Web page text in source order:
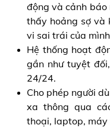
động và cảnh
thấy hoảng sợ và
vi sai trái của
Hệ thống hoạt
gần như tuyệt
24/24.
Cho phép người
xa thông qua
thoại, laptop,